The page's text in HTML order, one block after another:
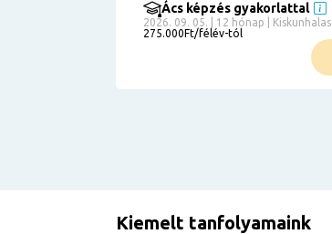
Ács képzés gyakorlattal
2026. 09. 05. | 12 hónap | Kiskunhalas
275.000Ft/félév-tól
Kiemelt tanfolyamaink